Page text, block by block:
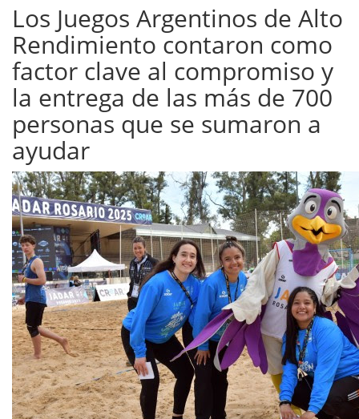
Los Juegos Argentinos de Alto
Rendimiento contaron como
factor clave al compromiso y
la entrega de las más de 700
personas que se sumaron a
ayudar